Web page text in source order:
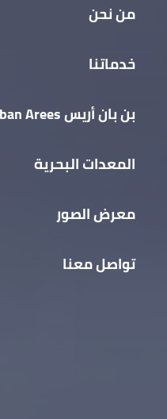
من نحن
خدماتنا
بن بان أريس Benban Arees
المعدات البحرية
معرض الصور
تواصل معنا